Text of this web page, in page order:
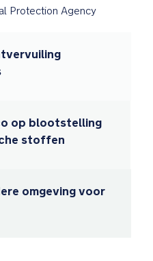
Protection Agency
op blootstelling
stoffen
omgeving voor